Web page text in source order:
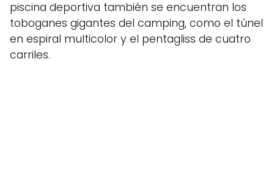
piscina deportiva también se encuentran los
toboganes gigantes del camping, como el túnel
en espiral multicolor y el pentagliss de cuatro
carriles.